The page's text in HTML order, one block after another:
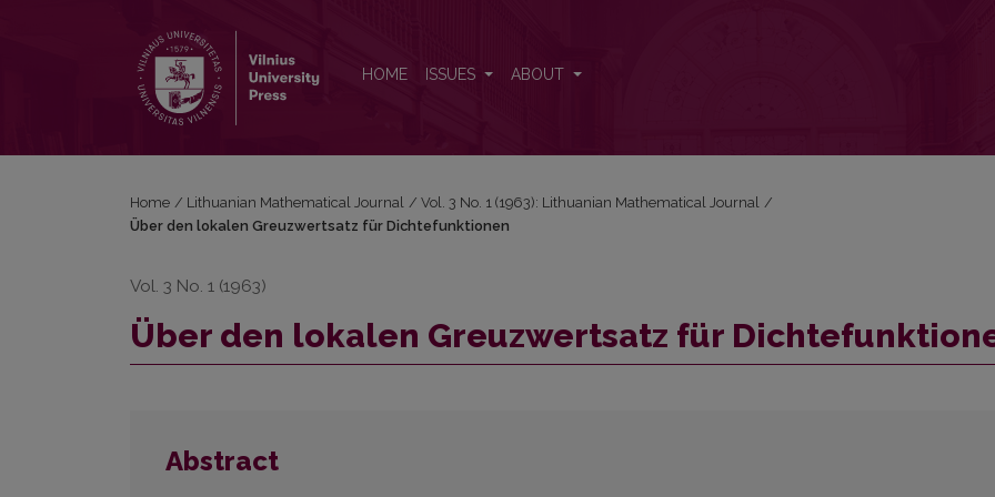
HOME ISSUES ABOUT
Home / Lithuanian Mathematical Journal / Vol. 3 No. 1 (1963): Lithuanian Mathematical Journal /
Über den lokalen Greuzwertsatz für Dichtefunktionen
Vol. 3 No. 1 (1963)
Über den lokalen Greuzwertsatz für
Abstract